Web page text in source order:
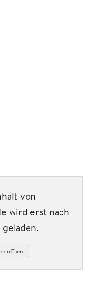
von
wird erst nach
öffnen